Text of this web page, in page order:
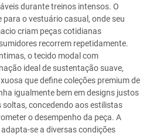
durante treinos intensos. O
o vestuário casual, onde seu
criam peças cotidianas
recorrem repetidamente.
o tecido modal com
ideal de sustentação suave,
que define coleções premium de
igualmente bem em designs justos
concedendo aos estilistas
o desempenho da peça. A
se a diversas condições